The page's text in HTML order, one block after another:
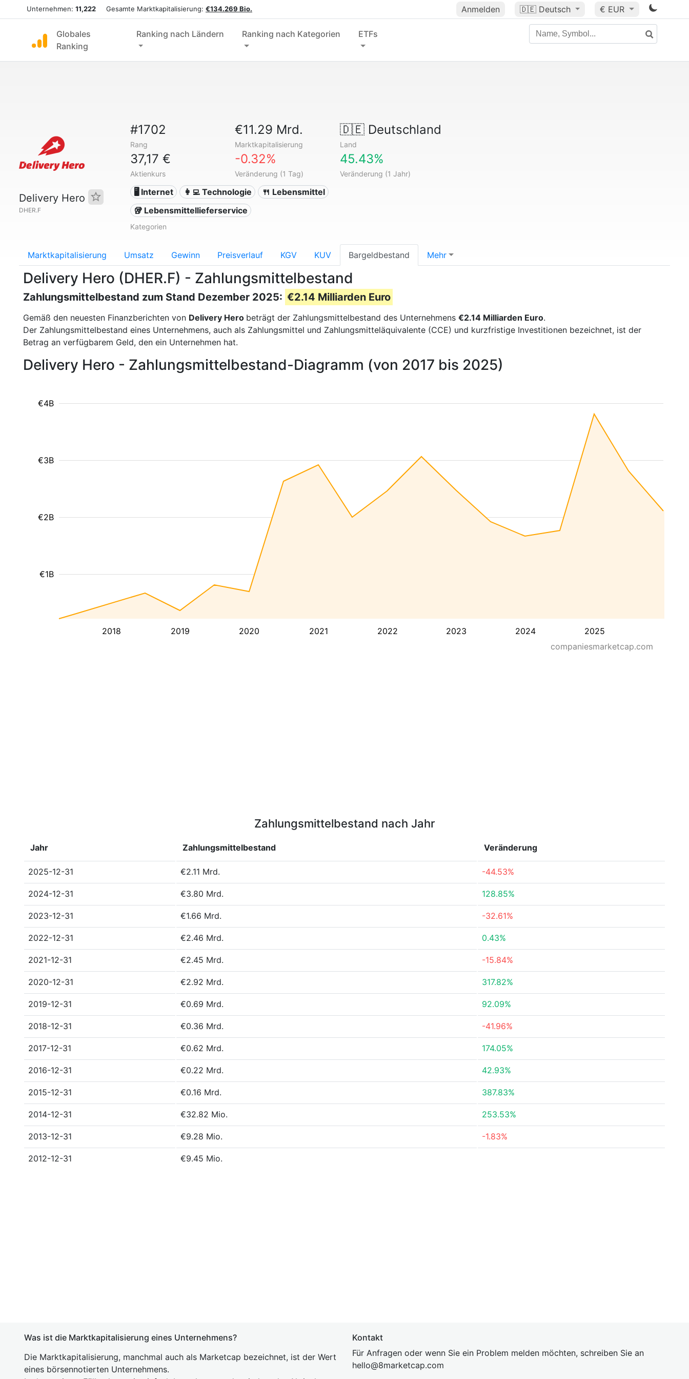
Unternehmen: 11,222 Gesamte Marktkapitalisierung: €134.269 Bio. Anmelden 🇩🇪 Deutsch € EUR
Globales
Ranking
Ranking nach Ländern Ranking nach Kategorien ETFs
Delivery Hero
DHER.F
#1702
Rang
€11.29 Mrd.
Marktkapitalisierung
🇩🇪Deutschland
Land
37,17 €
Aktienkurs
-0.32%
Veränderung (1 Tag)
45.43%
Veränderung (1 Jahr)
🖥️ Internet 👩‍💻 Technologie
🍴 Lebensmittel
🥡 Lebensmittellieferservice
Kategorien
Marktkapitalisierung Umsatz Gewinn Preisverlauf KGV KUV Bargeldbestand Mehr
Delivery Hero (DHER.F) - Zahlungsmittelbestand
Zahlungsmittelbestand zum Stand Dezember 2025: €2.14 Milliarden Euro
Gemäß den neuesten Finanzberichten von Delivery Hero beträgt der Zahlungsmittelbestand des Unternehmens €2.14 Milliarden Euro.
Der Zahlungsmittelbestand eines Unternehmens, auch als Zahlungsmittel und Zahlungsmitteläquivalente (CCE) und kurzfristige Investitionen bezeichnet, ist der
Betrag an verfügbarem Geld, den ein Unternehmen hat.
Delivery Hero - Zahlungsmittelbestand-Diagramm (von 2017 bis 2025)
2018 2019 2020 2021 2022 2023 2024 2025
€1B
€2B
€3B
€4B
companiesmarketcap.com
Zahlungsmittelbestand nach Jahr
Jahr Zahlungsmittelbestand Veränderung
2025-12-31 €2.11 Mrd. -44.53%
2024-12-31 €3.80 Mrd. 128.85%
2023-12-31 €1.66 Mrd. -32.61%
2022-12-31 €2.46 Mrd. 0.43%
2021-12-31 €2.45 Mrd. -15.84%
2020-12-31 €2.92 Mrd. 317.82%
2019-12-31 €0.69 Mrd. 92.09%
2018-12-31 €0.36 Mrd. -41.96%
2017-12-31 €0.62 Mrd. 174.05%
2016-12-31 €0.22 Mrd. 42.93%
2015-12-31 €0.16 Mrd. 387.83%
2014-12-31 €32.82 Mio. 253.53%
2013-12-31 €9.28 Mio. -1.83%
2012-12-31 €9.45 Mio.
Was ist die Marktkapitalisierung eines Unternehmens?
Die Marktkapitalisierung, manchmal auch als Marketcap bezeichnet, ist der Wert
eines börsennotierten Unternehmens.
Kontakt
Für Anfragen oder wenn Sie ein Problem melden möchten, schreiben Sie an
hello@8marketcap.com